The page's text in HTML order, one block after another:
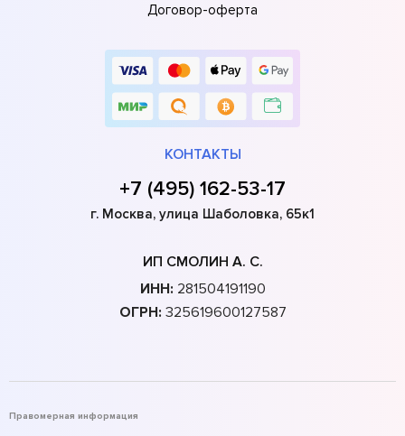
Договор-оферта
КОНТАКТЫ
+7 (495) 162-53-17
г. Москва, улица Шаболовка, 65к1
ИП СМОЛИН А. С.
ИНН: 281504191190
ОГРН: 325619600127587
Правомерная информация